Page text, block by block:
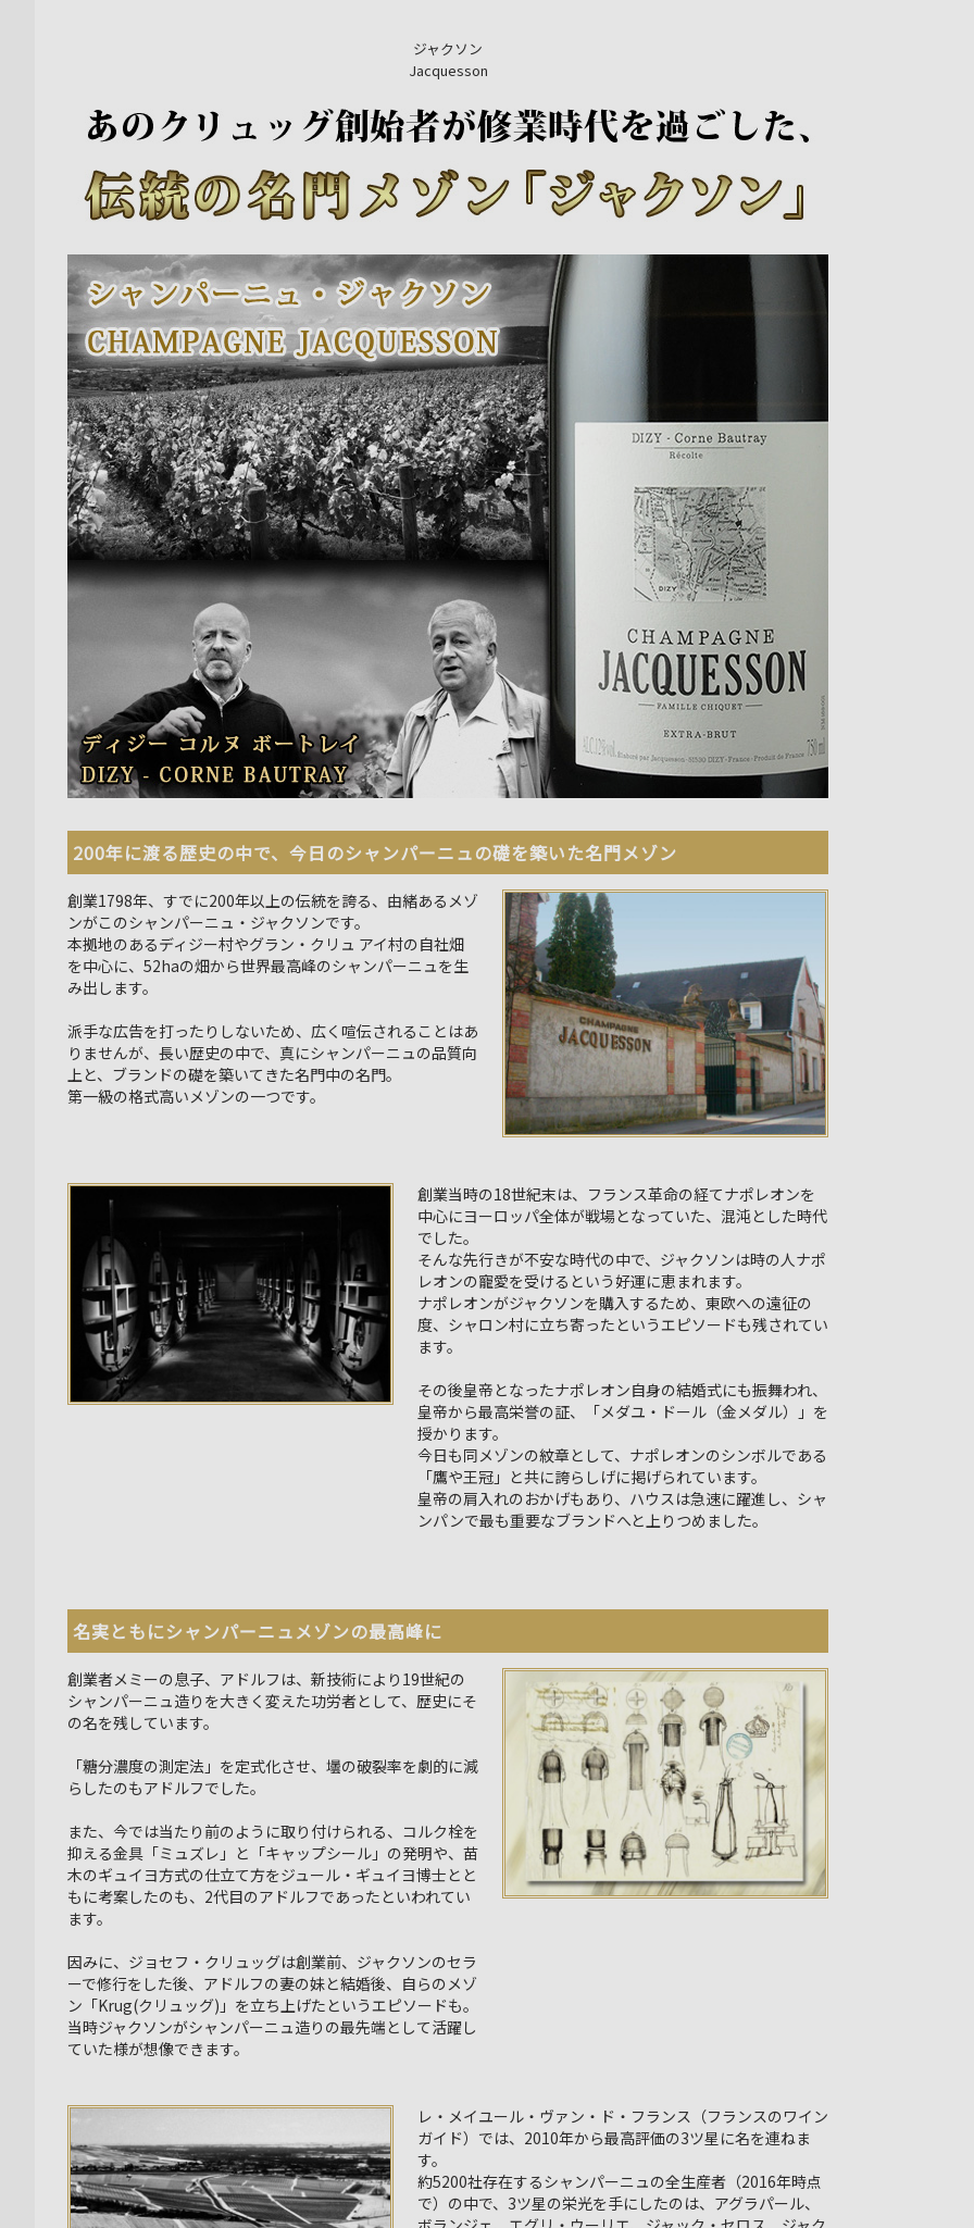
ジャクソン
Jacquesson
200年に渡る歴史の中で、今日のシャンパーニュの礎を築いた名門メゾン
創業1798年、すでに200年以上の伝統を誇る、由緒あるメゾ
ンがこのシャンパーニュ・ジャクソンです。
本拠地のあるディジー村やグラン・クリュ アイ村の自社畑
を中心に、52haの畑から世界最高峰のシャンパーニュを生
み出します。
派手な広告を打ったりしないため、広く喧伝されることはあ
りませんが、長い歴史の中で、真にシャンパーニュの品質向
上と、ブランドの礎を築いてきた名門中の名門。
第一級の格式高いメゾンの一つです。
創業当時の18世紀末は、フランス革命の経てナポレオンを
中心にヨーロッパ全体が戦場となっていた、混沌とした時代
でした。
そんな先行きが不安な時代の中で、ジャクソンは時の人ナポ
レオンの寵愛を受けるという好運に恵まれます。
ナポレオンがジャクソンを購入するため、東欧への遠征の
度、シャロン村に立ち寄ったというエピソードも残されてい
ます。
その後皇帝となったナポレオン自身の結婚式にも振舞われ、
皇帝から最高栄誉の証、「メダユ・ドール（金メダル）」を
授かります。
今日も同メゾンの紋章として、ナポレオンのシンボルである
「鷹や王冠」と共に誇らしげに掲げられています。
皇帝の肩入れのおかげもあり、ハウスは急速に躍進し、シャ
ンパンで最も重要なブランドへと上りつめました。
名実ともにシャンパーニュメゾンの最高峰に
創業者メミーの息子、アドルフは、新技術により19世紀の
シャンパーニュ造りを大きく変えた功労者として、歴史にそ
の名を残しています。
「糖分濃度の測定法」を定式化させ、壜の破裂率を劇的に減
らしたのもアドルフでした。
また、今では当たり前のように取り付けられる、コルク栓を
抑える金具「ミュズレ」と「キャップシール」の発明や、苗
木のギュイヨ方式の仕立て方をジュール・ギュイヨ博士とと
もに考案したのも、2代目のアドルフであったといわれてい
ます。
因みに、ジョセフ・クリュッグは創業前、ジャクソンのセラ
ーで修行をした後、アドルフの妻の妹と結婚後、自らのメゾ
ン「Krug(クリュッグ)」を立ち上げたというエピソードも。
当時ジャクソンがシャンパーニュ造りの最先端として活躍し
ていた様が想像できます。
レ・メイユール・ヴァン・ド・フランス（フランスのワイン
ガイド）では、2010年から最高評価の3ツ星に名を連ねま
す。
約5200社存在するシャンパーニュの全生産者（2016年時点
で）の中で、3ツ星の栄光を手にしたのは、アグラパール、